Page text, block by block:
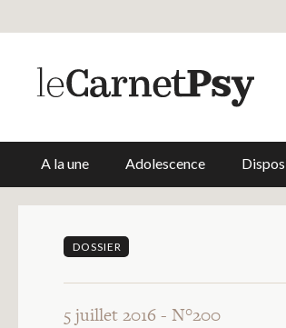
A la une Adolescence
DOSSIER
5 juillet 2016 - N°200